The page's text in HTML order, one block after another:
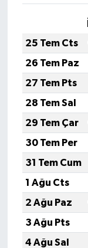
25 Tem Cts
26 Tem Paz
27 Tem Pts
28 Tem Sal
29 Tem Çar
30 Tem Per
31 Tem Cum
1 Ağu Cts
2 Ağu Paz
3 Ağu Pts
4 Ağu Sal